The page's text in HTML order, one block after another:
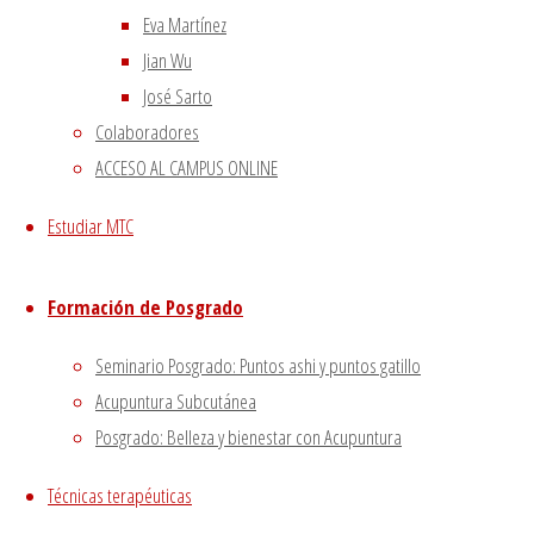
Eva Martínez
Jian Wu
José Sarto
Colaboradores
ACCESO AL CAMPUS ONLINE
Estudiar MTC
Formación de Posgrado
Seminario Posgrado: Puntos ashi y puntos gatillo
Acupuntura Subcutánea
Posgrado: Belleza y bienestar con Acupuntura
Técnicas terapéuticas
El viento precede a todas las enfermedades de origen
Tipología del elemento Metal
Escuela de acupuntura y medicina tradicional china
|
Aviso Legal|
Política de privacidad
TwitterInstagramFacebook
Si haces click asumiremos que aceptas su utilización.